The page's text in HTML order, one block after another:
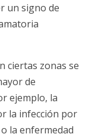
un signo de
ciertas zonas se
de
ejemplo, la
la infección por
la enfermedad